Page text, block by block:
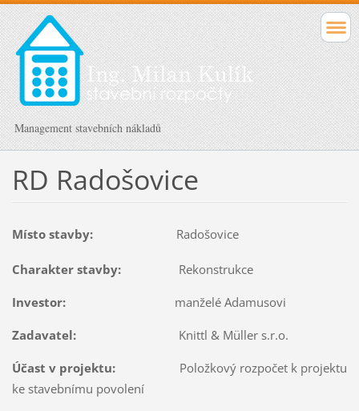
Management stavebních nákladů
RD Radošovice
Místo stavby: Radošovice
Charakter stavby: Rekonstrukce
Investor: manželé Adamusovi
Zadavatel: Knittl & Müller s.r.o.
Účast v projektu:
Položkový rozpočet k projektu
ke stavebnímu povolení